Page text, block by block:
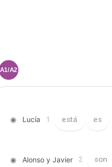
A1/A2
◉Lucía 1 está es
◉Alonso y Javier 2 son